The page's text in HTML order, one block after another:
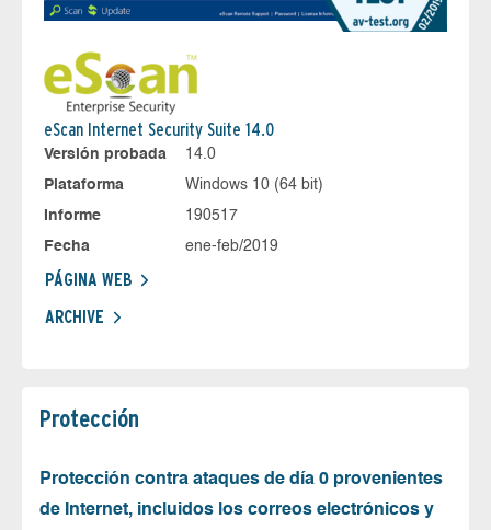
eScan Internet Security Suite 14.0
Versión probada
14.0
Plataforma
Windows 10 (64 bit)
Informe
190517
Fecha
ene-feb/2019
PÁGINA WEB
ARCHIVE
Protección
Protección contra ataques de día 0 provenientes
de Internet, incluidos los correos electrónicos y